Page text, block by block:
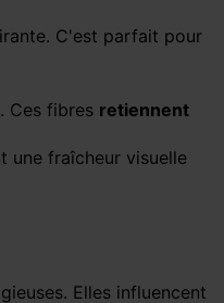
C'est parfait pour
Ces fibres retiennent
une fraîcheur visuelle
Elles influencent